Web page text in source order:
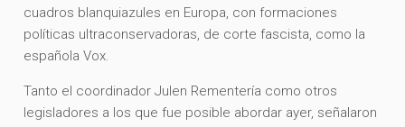
cuadros blanquiazules en Europa, con formaciones
políticas ultraconservadoras, de corte fascista, como la
española Vox.
Tanto el coordinador Julen Rementería como otros
legisladores a los que fue posible abordar ayer, señalaron